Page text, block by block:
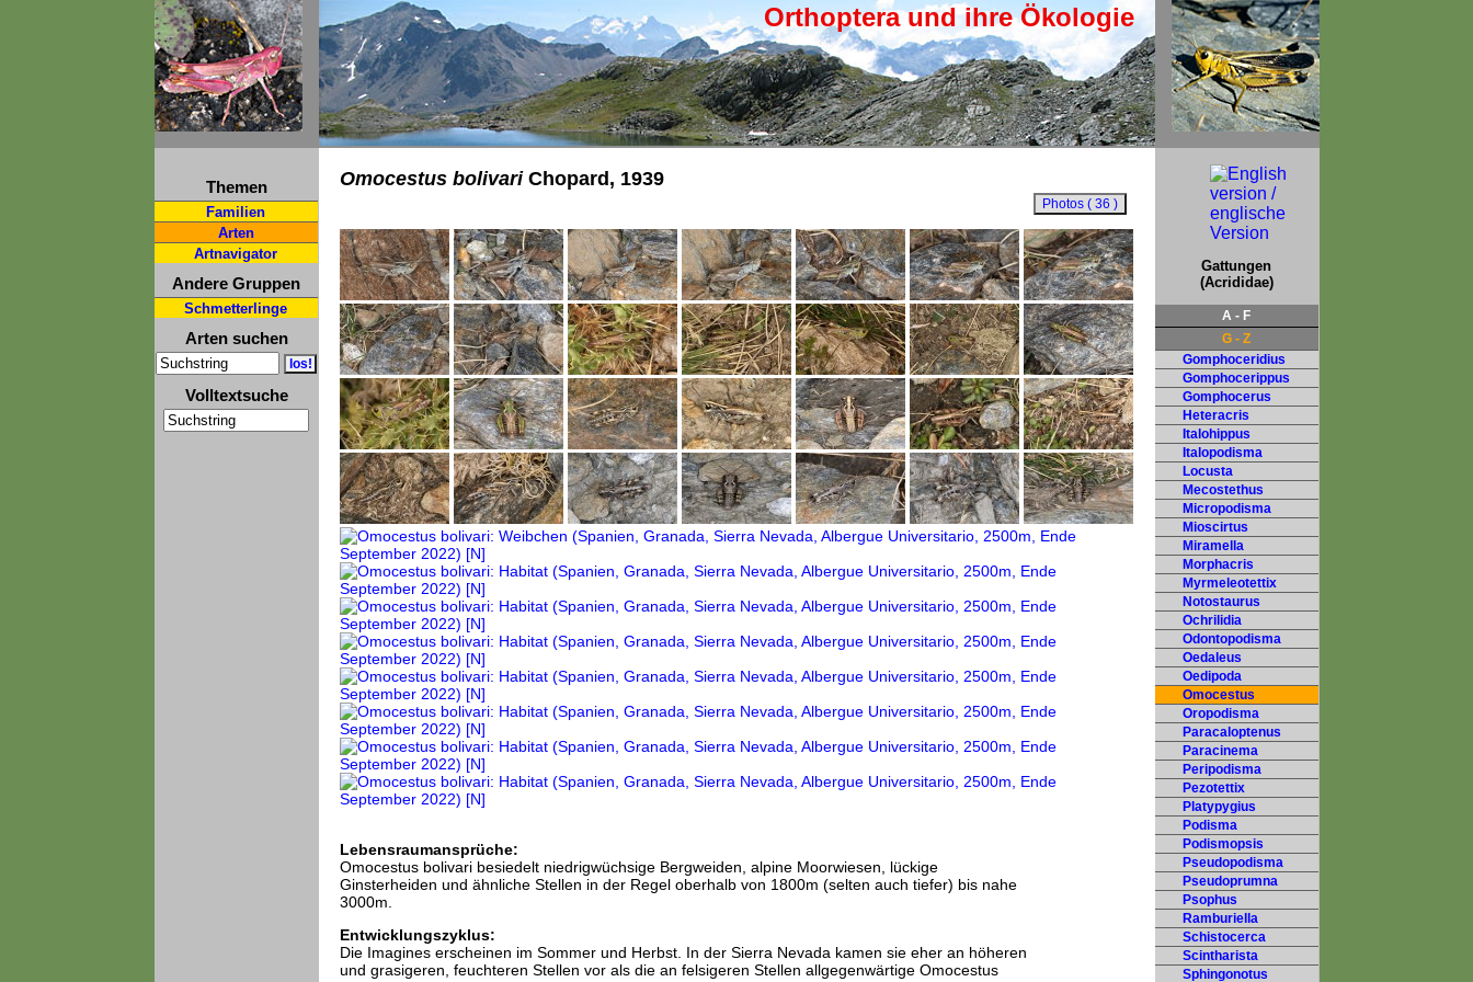
Orthoptera und ihre Ökologie
Themen
Familien
Arten
Artnavigator
Andere Gruppen
Schmetterlinge
Arten suchen
Volltextsuche
Omocestus bolivariChopard, 1939
Lebensraumansprüche:
Omocestus bolivari besiedelt niedrigwüchsige Bergweiden, alpine Moorwiesen, lückige
Ginsterheiden und ähnliche Stellen in der Regel oberhalb von 1800m (selten auch tiefer) bis nahe
3000m.
Entwicklungszyklus:
Die Imagines erscheinen im Sommer und Herbst. In der Sierra Nevada kamen sie eher an höheren
und grasigeren, feuchteren Stellen vor als die an felsigeren Stellen allgegenwärtige Omocestus
Gattungen
(Acrididae)
A - F
G - Z
Gomphoceridius
Gomphocerippus
Gomphocerus
Heteracris
Italohippus
Italopodisma
Locusta
Mecostethus
Micropodisma
Mioscirtus
Miramella
Morphacris
Myrmeleotettix
Notostaurus
Ochrilidia
Odontopodisma
Oedaleus
Oedipoda
Omocestus
Oropodisma
Paracaloptenus
Paracinema
Peripodisma
Pezotettix
Platypygius
Podisma
Podismopsis
Pseudopodisma
Pseudoprumna
Psophus
Ramburiella
Schistocerca
Scintharista
Sphingonotus